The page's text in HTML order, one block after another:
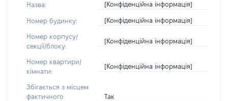
Назва: [Конфіденційна інформація]
Номер будинку: [Конфіденційна інформація]
Номер корпусу/
секції/блоку:
[Конфіденційна інформація]
Номер квартири/
кімнати:
[Конфіденційна інформація]
Збігається з місцем
фактичного
Так